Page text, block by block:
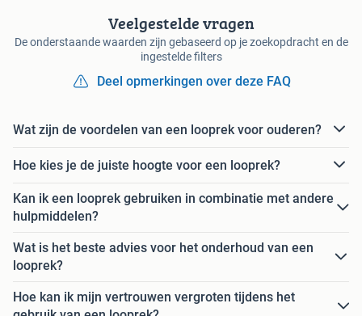
Veelgestelde vragen
De onderstaande waarden zijn gebaseerd op je zoekopdracht en de
ingestelde filters
Deel opmerkingen over deze FAQ
Wat zijn de voordelen van een looprek voor ouderen?
Hoe kies je de juiste hoogte voor een looprek?
Kan ik een looprek gebruiken in combinatie met andere
hulpmiddelen?
Wat is het beste advies voor het onderhoud van een
looprek?
Hoe kan ik mijn vertrouwen vergroten tijdens het